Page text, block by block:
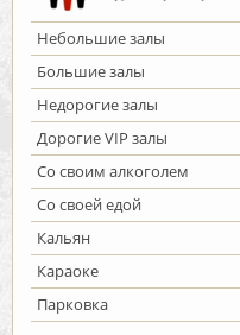
Небольшие залы
Большие залы
Недорогие залы
Дорогие VIP залы
Со своим алкоголем
Со своей едой
Кальян
Караоке
Парковка